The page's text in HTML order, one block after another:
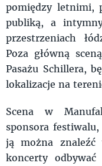
pomiędzy letnimi,
publiką, a
przestrzeniach
Poza główną
Pasażu Schillera,
lokalizacje na
Scena w
sponsora
ją można
koncerty